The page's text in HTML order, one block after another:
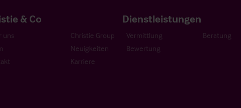
& Co
uns
Christie Group
Neuigkeiten
Karriere
Dienstleistungen
Vermittlung
Beratung
Bewertung